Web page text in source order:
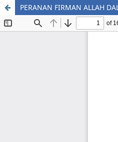
PERANAN FIRMAN ALLAH